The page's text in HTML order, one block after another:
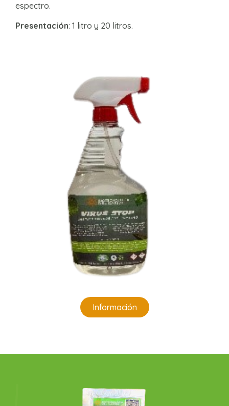
espectro.
Presentación: 1 litro y 20 litros.
Información